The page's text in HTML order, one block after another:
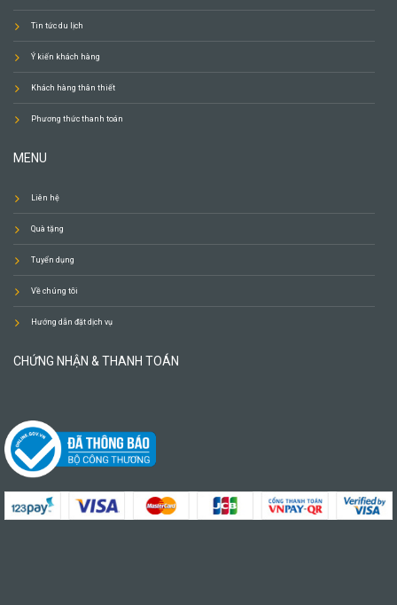
Tin tức du lịch
Ý kiến khách hàng
Khách hàng thân thiết
Phương thức thanh toán
MENU
Liên hệ
Quà tặng
Tuyển dụng
Về chúng tôi
Hướng dẫn đặt dịch vụ
CHỨNG NHẬN & THANH TOÁN